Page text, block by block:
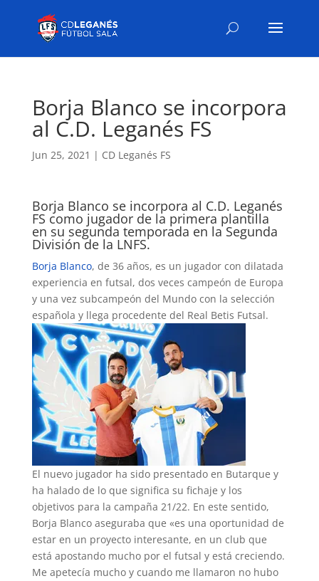
Borja Blanco se incorpora
al C.D. Leganés FS
Jun 25, 2021 | CD Leganés FS
Borja Blanco se incorpora al C.D. Leganés
FS como jugador de la primera plantilla
en su segunda temporada en la Segunda
División de la LNFS.
Borja Blanco, de 36 años, es un jugador con dilatada
experiencia en futsal, dos veces campeón de Europa
y una vez subcampeón del Mundo con la selección
española y llega procedente del Real Betis Futsal.
El nuevo jugador ha sido presentado en Butarque y
ha halado de lo que significa su fichaje y los
objetivos para la campaña 21/22. En este sentido,
Borja Blanco aseguraba que «es una oportunidad de
estar en un proyecto interesante, en un club que
está apostando mucho por el futsal y está creciendo.
Me apetecía mucho y cuando me llamaron no hubo